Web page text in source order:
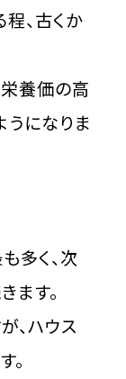
、古くか
養価の高
になりま
多く、次
ます。
、ハウス
。